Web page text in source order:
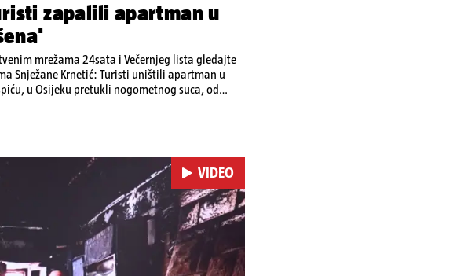
zapalili apartman u
mrežama 24sata i Večernjeg lista gledajte
Snježane Krnetić: Turisti uništili apartman u
u Osijeku pretukli nogometnog suca, od
VIDEO